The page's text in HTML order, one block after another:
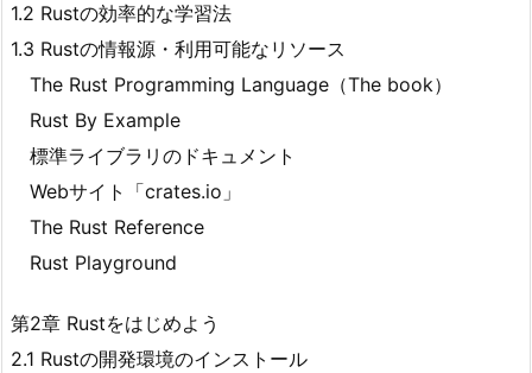
1.2 Rustの効率的な学習法
1.3 Rustの情報源・利用可能なリソース
The Rust Programming Language（The book）
Rust By Example
標準ライブラリのドキュメント
Webサイト「crates.io」
The Rust Reference
Rust Playground
第2章 Rustをはじめよう
2.1 Rustの開発環境のインストール